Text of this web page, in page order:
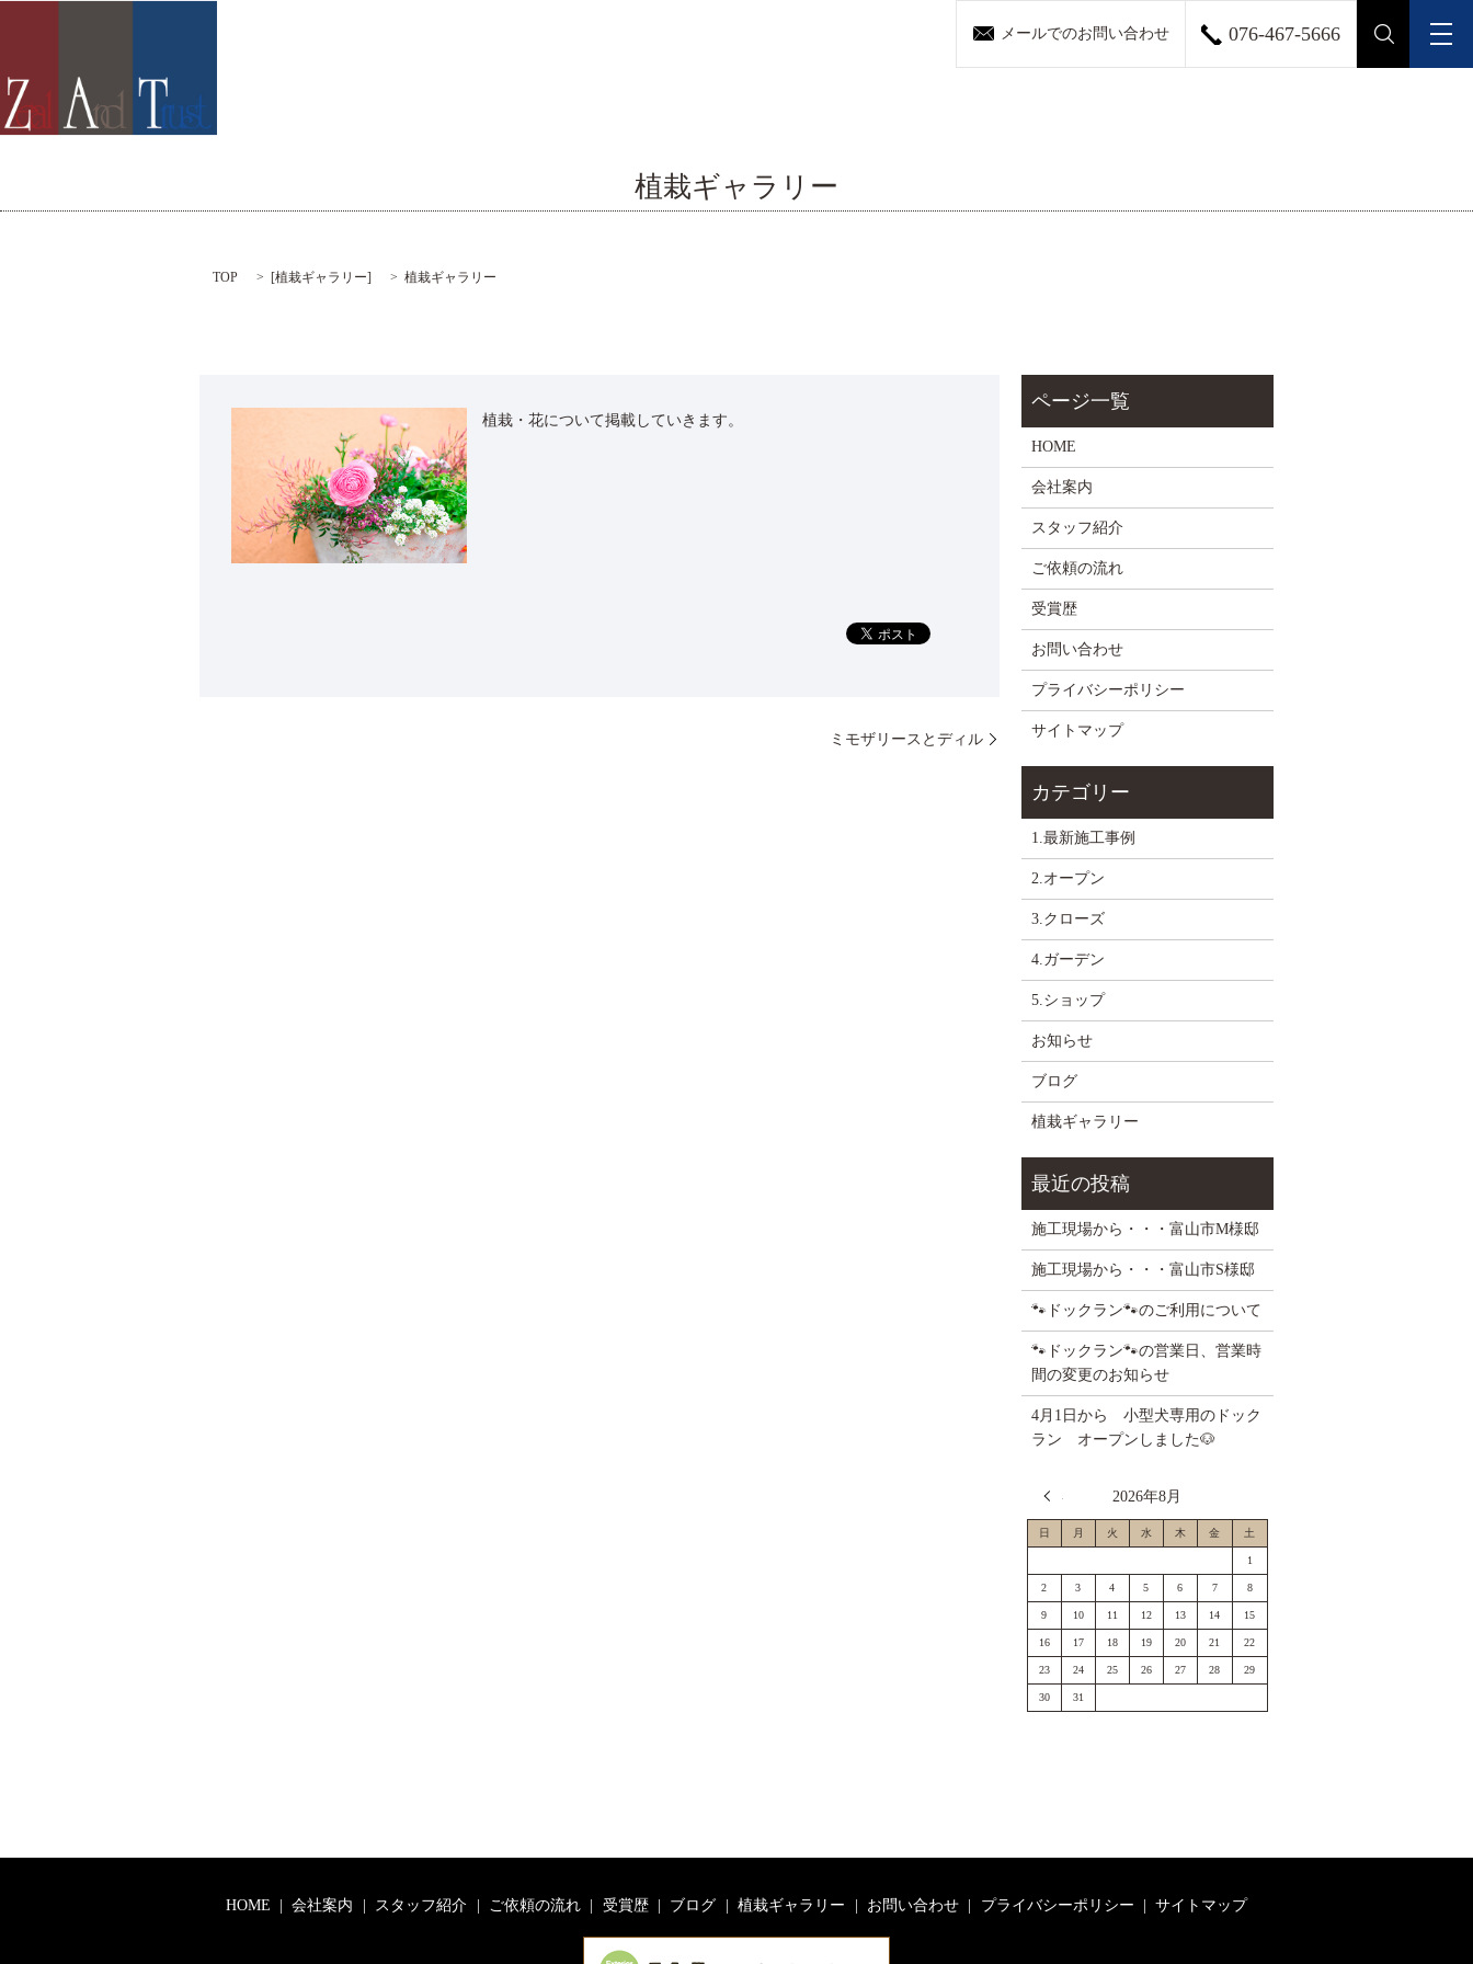
メールでのお問い合わせ 076-467-5666
植栽ギャラリー
TOP [植栽ギャラリー] 植栽ギャラリー
植栽・花について掲載していきます。
ミモザリースとディル
HOME
会社案内
スタッフ紹介
ご依頼の流れ
受賞歴
お問い合わせ
プライバシーポリシー
サイトマップ
1.最新施工事例
2.オープン
3.クローズ
4.ガーデン
5.ショップ
お知らせ
ブログ
植栽ギャラリー
施工現場から・・・富山市M様邸
施工現場から・・・富山市S様邸
🐾ドックラン🐾のご利用について
🐾ドックラン🐾の営業日、営業時
間の変更のお知らせ
4月1日から 小型犬専用のドック
ラン オープンしました🐶
2026年8月
日 月 火 水 木 金 土
1
2 3 4 5 6 7 8
9 10 11 12 13 14 15
16 17 18 19 20 21 22
23 24 25 26 27 28 29
30 31
HOME 会社案内 スタッフ紹介 ご依頼の流れ 受賞歴 ブログ 植栽ギャラリー お問い合わせ プライバシーポリシー サイトマップ